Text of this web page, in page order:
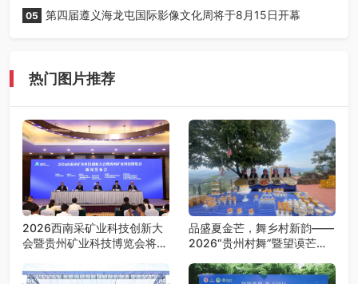
05 第四届遵义海龙屯国际影像文化周将于8月15日开幕
热门图片推荐
2026西南采矿业科技创新大
会暨贵州矿业科技博览会将在
品盛夏金芒，舞乡村新韵——
2026“贵州村舞”暨望谟芒果